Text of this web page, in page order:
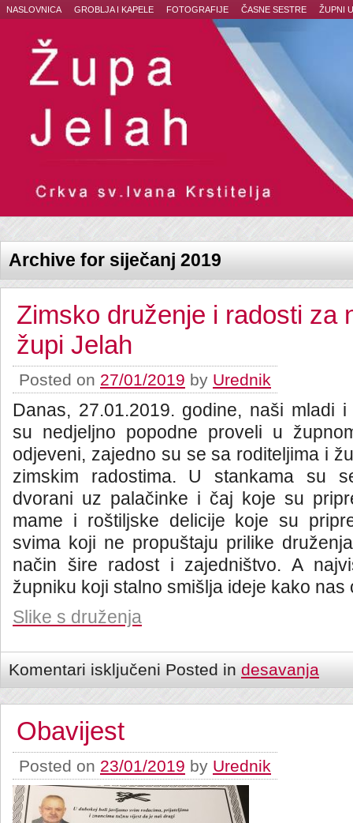
NASLOVNICA GROBLJA I KAPELE FOTOGRAFIJE ČASNE SESTRE ŽUPNI
Archive for siječanj 2019
Zimsko druženje i radosti za
župi Jelah
Posted on 27/01/2019 by Urednik
Danas, 27.01.2019. godine, naši mladi
su nedjeljno popodne proveli u
odjeveni, zajedno su se sa roditeljima i
zimskim radostima. U stankama su
dvorani uz palačinke i čaj koje su
mame i roštiljske delicije koje su
svima koji ne propuštaju prilike
način šire radost i zajedništvo. A
župniku koji stalno smišlja ideje kako nas
Slike s druženja
Komentari isključeni Posted in desavanja
Obavijest
Posted on 23/01/2019 by Urednik